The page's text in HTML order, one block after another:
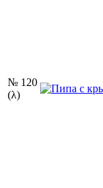
№ 120
(λ)